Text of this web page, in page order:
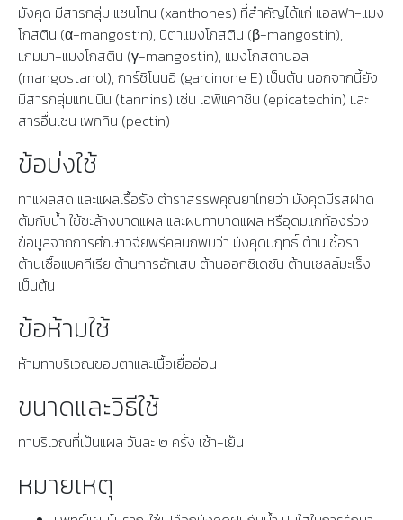
มังคุด มีสารกลุ่ม แซนโทน (xanthones) ที่สำคัญได้แก่ แอลฟา-แมง
โกสติน (α-mangostin), บีตาแมงโกสติน (β-mangostin),
แกมมา-แมงโกสติน (γ-mangostin), แมงโกสตานอล
(mangostanol), การ์ซิโนนอี (garcinone E) เป็นต้น นอกจากนี้ยัง
มีสารกลุ่มแทนนิน (tannins) เช่น เอพิแคทชิน (epicatechin) และ
สารอื่นเช่น เพกทิน (pectin)
ข้อบ่งใช้
ทาแผลสด และแผลเรื้อรัง ตำราสรรพคุณยาไทยว่า มังคุดมีรสฝาด
ต้มกับน้ำ ใช้ชะล้างบาดแผล และฝนทาบาดแผล หรือุดมแกท้องร่วง
ข้อมูลจากการศึกษาวิจัยพรีคลินิกพบว่า มังคุดมีฤทธิ์ ต้านเชื้อรา
ต้านเชื้อแบคทีเรีย ต้านการอักเสบ ต้านออกซิเดชัน ต้านเซลล์มะเร็ง
เป็นต้น
ข้อห้ามใช้
ห้ามทาบริเวณขอบตาและเนื้อเยื่ออ่อน
ขนาดและวิธีใช้
ทาบริเวณที่เป็นแผล วันละ ๒ ครั้ง เช้า-เย็น
หมายเหตุ